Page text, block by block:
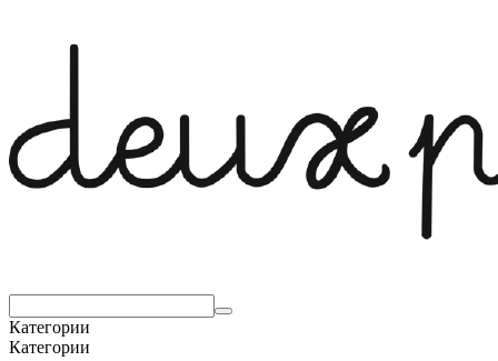
Категории
Категории